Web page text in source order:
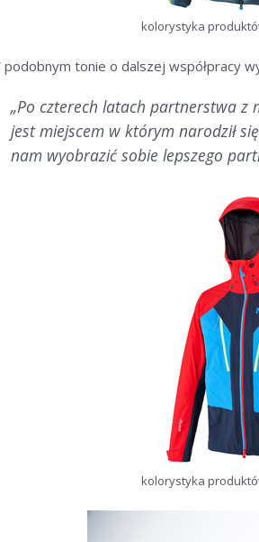
kolorystyka
podobnym tonie o dalszej współpracy
„Po czterech latach partnerstwa z
jest miejscem w którym narodził
nam wyobrazić sobie lepszego
kolorystyka